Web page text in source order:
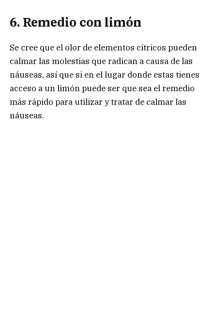
6. Remedio con limón
Se cree que el olor de elementos cítricos pueden
calmar las molestias que radican a causa de las
náuseas, así que si en el lugar donde estas tienes
acceso a un limón puede ser que sea el remedio
más rápido para utilizar y tratar de calmar las
náuseas.